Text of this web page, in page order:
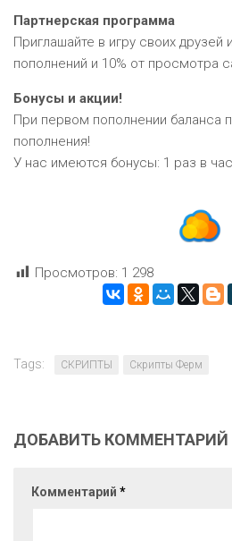
Партнерская программа
Приглашайте в игру своих друзей
пополнений и 10% от просмотра
Бонусы и акции!
При первом пополнении баланса
пополнения!
У нас имеются бонусы: 1 раз в
Просмотров: 1 298
Tags: СКРИПТЫ Скрипты Ферм
ДОБАВИТЬ КОММЕНТАРИЙ
Комментарий *